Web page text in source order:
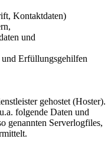
Kontaktdaten)
und
Erfüllungsgehilfen
gehostet (Hoster).
folgende Daten und
genannten Serverlogfiles,